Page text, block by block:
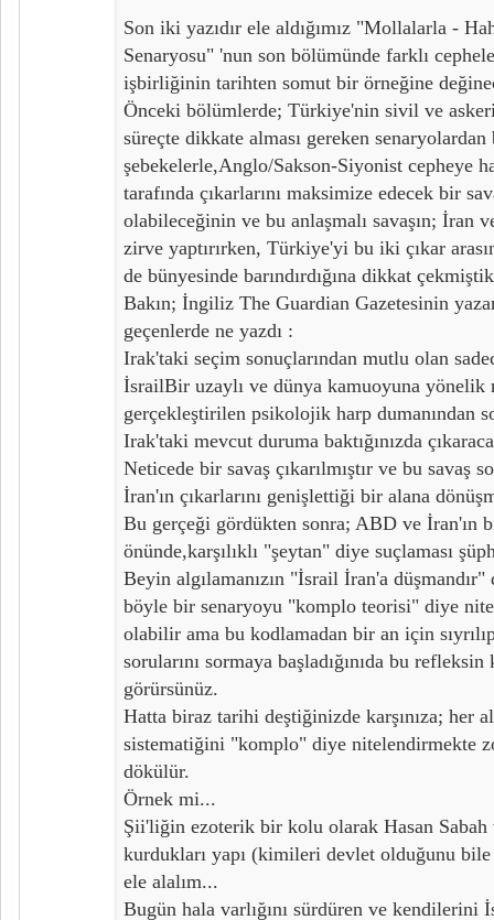
Son iki yazıdır ele aldığımız "Mollalarla -
Senaryosu" 'nun son bölümünde farklı
işbirliğinin tarihten somut bir örneğine
Önceki bölümlerde; Türkiye'nin sivil ve
süreçte dikkate alması gereken
şebekelerle,Anglo/Sakson-Siyonist cepheye
tarafında çıkarlarını maksimize edecek bir
olabileceğinin ve bu anlaşmalı savaşın; İran
zirve yaptırırken, Türkiye'yi bu iki çıkar
de bünyesinde barındırdığına dikkat
Bakın; İngiliz The Guardian Gazetesinin
geçenlerde ne yazdı :
Irak'taki seçim sonuçlarından mutlu olan
İsrailBir uzaylı ve dünya kamuoyuna yönelik
gerçekleştirilen psikolojik harp dumanından
Irak'taki mevcut duruma baktığınızda
Neticede bir savaş çıkarılmıştır ve bu savaş
İran'ın çıkarlarını genişlettiği bir alana
Bu gerçeği gördükten sonra; ABD ve İran'ın
önünde,karşılıklı "şeytan" diye suçlaması
Beyin algılamanızın "İsrail İran'a düşmandır"
böyle bir senaryoyu "komplo teorisi" diye
olabilir ama bu kodlamadan bir an için
sorularını sormaya başladığınıda bu refleksin
görürsünüz.
Hatta biraz tarihi deştiğinizde karşınıza; her
sistematiğini "komplo" diye nitelendirmekte
dökülür.
Örnek mi...
Şii'liğin ezoterik bir kolu olarak Hasan Sabah
kurdukları yapı (kimileri devlet olduğunu
ele alalım...
Bugün hala varlığını sürdüren ve kendilerini